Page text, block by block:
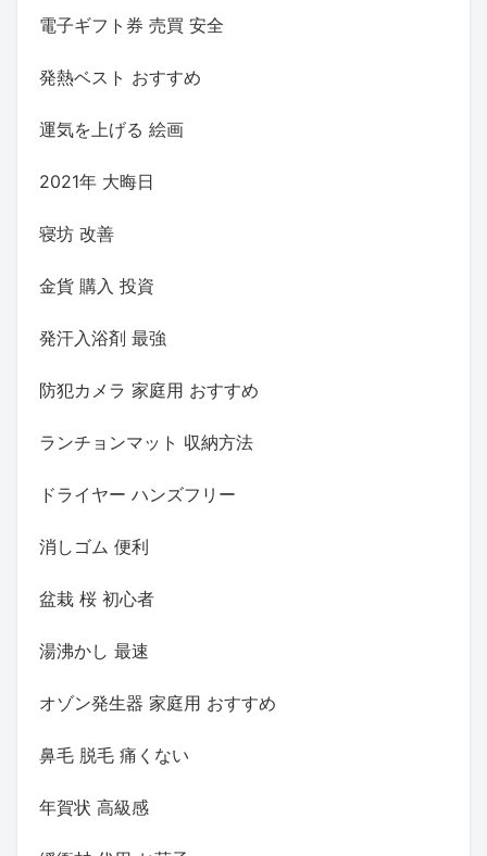
電子ギフト券 売買 安全
発熱ベスト おすすめ
運気を上げる 絵画
2021年 大晦日
寝坊 改善
金貨 購入 投資
発汗入浴剤 最強
防犯カメラ 家庭用 おすすめ
ランチョンマット 収納方法
ドライヤー ハンズフリー
消しゴム 便利
盆栽 桜 初心者
湯沸かし 最速
オゾン発生器 家庭用 おすすめ
鼻毛 脱毛 痛くない
年賀状 高級感